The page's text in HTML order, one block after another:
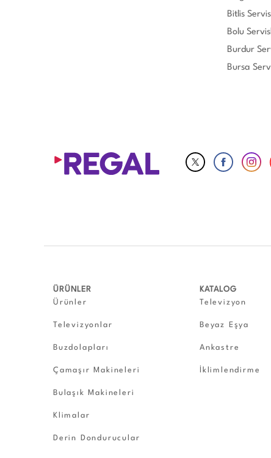
Bitlis
Bolu
Burdur
Bursa
ÜRÜNLER
Ürünler
Televizyonlar
Buzdolapları
Çamaşır Makineleri
Bulaşık Makineleri
Klimalar
Derin Dondurucular
KATALOG
Televizyon
Beyaz Eşya
Ankastre
İklimlendirme